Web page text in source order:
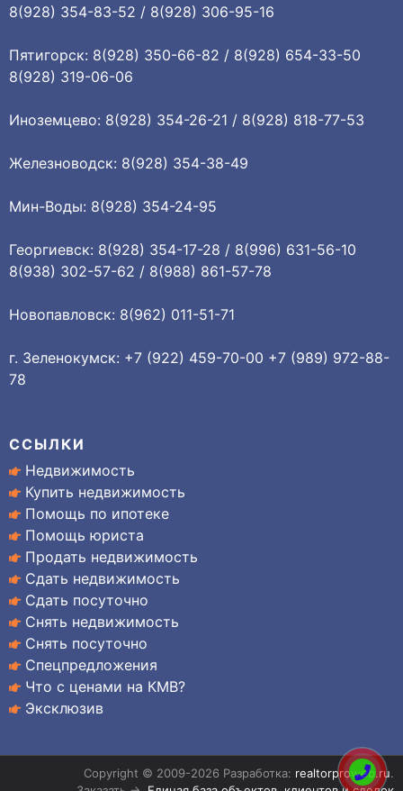
8(928) 354-83-52 / 8(928) 306-95-16
Пятигорск: 8(928) 350-66-82 / 8(928) 654-33-50
8(928) 319-06-06
Иноземцево: 8(928) 354-26-21 / 8(928) 818-77-53
Железноводск: 8(928) 354-38-49
Мин-Воды: 8(928) 354-24-95
Георгиевск: 8(928) 354-17-28 / 8(996) 631-56-10
8(938) 302-57-62 / 8(988) 861-57-78
Новопавловск: 8(962) 011-51-71
г. Зеленокумск: +7 (922) 459-70-00 +7 (989) 972-88-
78
ССЫЛКИ
Недвижимость
Купить недвижимость
Помощь по ипотеке
Помощь юриста
Продать недвижимость
Сдать недвижимость
Сдать посуточно
Снять недвижимость
Снять посуточно
Спецпредложения
Что с ценами на КМВ?
Эксклюзив
Copyright © 2009-2026 Разработка: realtorproweb.ru.